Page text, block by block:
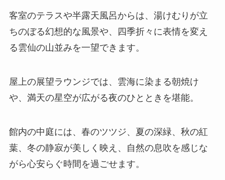
客室のテラスや半露天風呂からは、湯けむりが立
ちのぼる幻想的な風景や、四季折々に表情を変え
る雲仙の山並みを一望できます。
屋上の展望ラウンジでは、雲海に染まる朝焼け
や、満天の星空が広がる夜のひとときを堪能。
館内の中庭には、春のツツジ、夏の深緑、秋の紅
葉、冬の静寂が美しく映え、自然の息吹を感じな
がら心安らぐ時間を過ごせます。